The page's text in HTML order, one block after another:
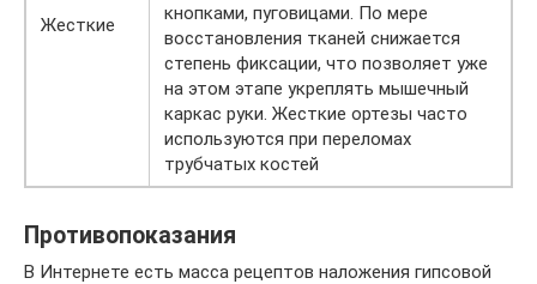
Жесткие
кнопками, пуговицами. По мере
восстановления тканей снижается
степень фиксации, что позволяет уже
на этом этапе укреплять мышечный
каркас руки. Жесткие ортезы часто
используются при переломах
трубчатых костей
Противопоказания
В Интернете есть масса рецептов наложения гипсовой